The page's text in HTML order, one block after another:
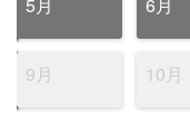
9月 10月